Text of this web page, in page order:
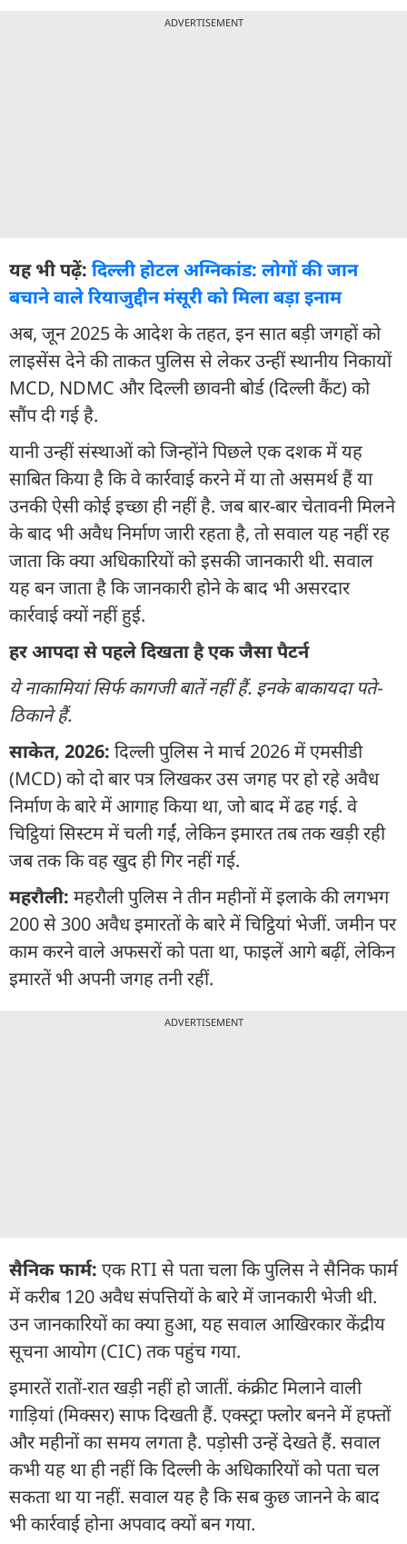
ADVERTISEMENT
यह भी पढ़ें: दिल्ली होटल अग्निकांड: लोगों की जान
बचाने वाले रियाजुद्दीन मंसूरी को मिला बड़ा इनाम
अब, जून 2025 के आदेश के तहत, इन सात बड़ी जगहों को
लाइसेंस देने की ताकत पुलिस से लेकर उन्हीं स्थानीय निकायों
MCD, NDMC और दिल्ली छावनी बोर्ड (दिल्ली कैंट) को
सौंप दी गई है.
यानी उन्हीं संस्थाओं को जिन्होंने पिछले एक दशक में यह
साबित किया है कि वे कार्रवाई करने में या तो असमर्थ हैं या
उनकी ऐसी कोई इच्छा ही नहीं है. जब बार-बार चेतावनी मिलने
के बाद भी अवैध निर्माण जारी रहता है, तो सवाल यह नहीं रह
जाता कि क्या अधिकारियों को इसकी जानकारी थी. सवाल
यह बन जाता है कि जानकारी होने के बाद भी असरदार
कार्रवाई क्यों नहीं हुई.
हर आपदा से पहले दिखता है एक जैसा पैटर्न
ये नाकामियां सिर्फ कागजी बातें नहीं हैं. इनके बाकायदा पते-
ठिकाने हैं.
साकेत, 2026: दिल्ली पुलिस ने मार्च 2026 में एमसीडी
(MCD) को दो बार पत्र लिखकर उस जगह पर हो रहे अवैध
निर्माण के बारे में आगाह किया था, जो बाद में ढह गई. वे
चिट्ठियां सिस्टम में चली गईं, लेकिन इमारत तब तक खड़ी रही
जब तक कि वह खुद ही गिर नहीं गई.
महरौली: महरौली पुलिस ने तीन महीनों में इलाके की लगभग
200 से 300 अवैध इमारतों के बारे में चिट्ठियां भेजीं. जमीन पर
काम करने वाले अफसरों को पता था, फाइलें आगे बढ़ीं, लेकिन
इमारतें भी अपनी जगह तनी रहीं.
ADVERTISEMENT
सैनिक फार्म: एक RTI से पता चला कि पुलिस ने सैनिक फार्म
में करीब 120 अवैध संपत्तियों के बारे में जानकारी भेजी थी.
उन जानकारियों का क्या हुआ, यह सवाल आखिरकार केंद्रीय
सूचना आयोग (CIC) तक पहुंच गया.
इमारतें रातों-रात खड़ी नहीं हो जातीं. कंक्रीट मिलाने वाली
गाड़ियां (मिक्सर) साफ दिखती हैं. एक्‍स्‍ट्रा फ्लोर बनने में हफ्तों
और महीनों का समय लगता है. पड़ोसी उन्हें देखते हैं. सवाल
कभी यह था ही नहीं कि दिल्ली के अधिकारियों को पता चल
सकता था या नहीं. सवाल यह है कि सब कुछ जानने के बाद
भी कार्रवाई होना अपवाद क्यों बन गया.